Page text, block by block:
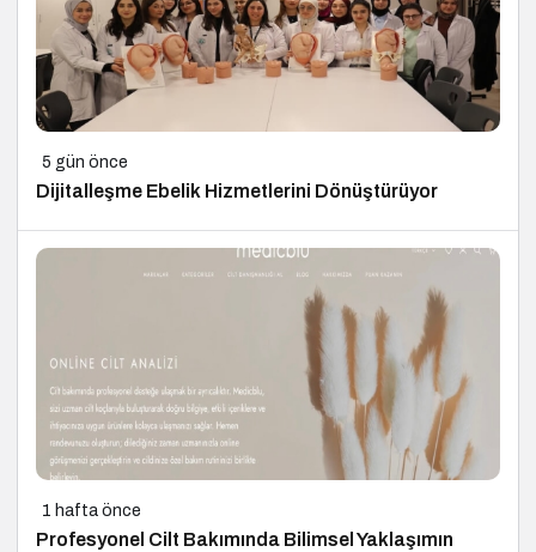
5 gün önce
Dijitalleşme Ebelik Hizmetlerini Dönüştürüyor
1 hafta önce
Profesyonel Cilt Bakımında Bilimsel Yaklaşımın